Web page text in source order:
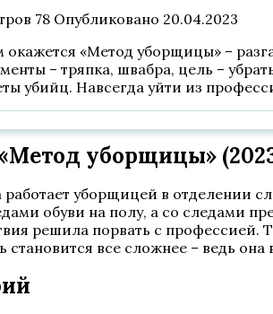
78 Опубликовано 20.04.2023
«Метод уборщицы» –
– тряпка, швабра, цель –
убийц. Навсегда уйти из
уборщицы»
уборщицей в отделении
обуви на полу, а со следами
решила порвать с
все сложнее – ведь она